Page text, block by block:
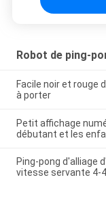
Robot de ping-
Facile noir et rouge
à porter
Petit affichage
débutant et les
Ping-pong d'alliage
vitesse servante 4-